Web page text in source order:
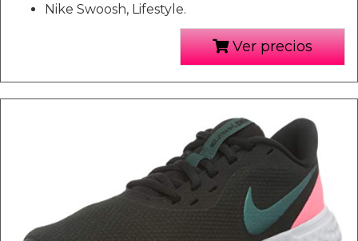
Nike Swoosh, Lifestyle.
Ver precios